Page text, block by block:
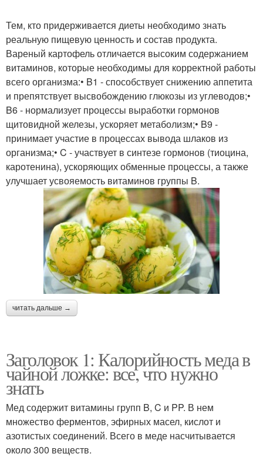
Тем, кто придерживается диеты необходимо знать
реальную пищевую ценность и состав продукта.
Вареный картофель отличается высоким содержанием
витаминов, которые необходимы для корректной работы
всего организма:• B1 - способствует снижению аппетита
и препятствует высвобождению глюкозы из углеводов;•
B6 - нормализует процессы выработки гормонов
щитовидной железы, ускоряет метаболизм;• B9 -
принимает участие в процессах вывода шлаков из
организма;• C - участвует в синтезе гормонов (тиоцина,
каротенина), ускоряющих обменные процессы, а также
улучшает усвояемость витаминов группы B.
читать дальше →
Заголовок 1: Калорийность меда в
чайной ложке: все, что нужно
знать
Мед содержит витамины групп B, C и PP. В нем
множество ферментов, эфирных масел, кислот и
азотистых соединений. Всего в меде насчитывается
около 300 веществ.